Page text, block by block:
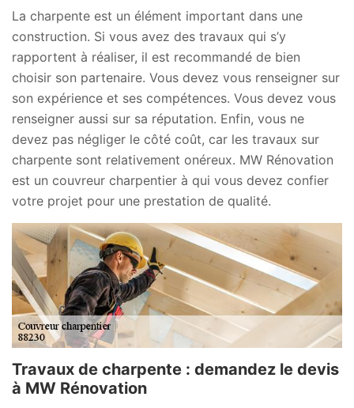
La charpente est un élément important dans une
construction. Si vous avez des travaux qui s’y
rapportent à réaliser, il est recommandé de bien
choisir son partenaire. Vous devez vous renseigner sur
son expérience et ses compétences. Vous devez vous
renseigner aussi sur sa réputation. Enfin, vous ne
devez pas négliger le côté coût, car les travaux sur
charpente sont relativement onéreux. MW Rénovation
est un couvreur charpentier à qui vous devez confier
votre projet pour une prestation de qualité.
Travaux de charpente : demandez le devis
à MW Rénovation